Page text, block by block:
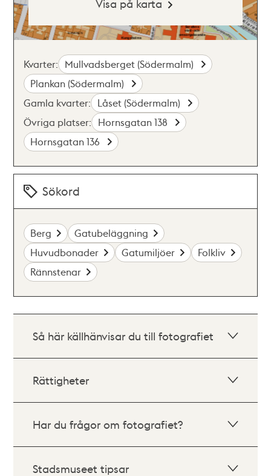
Visa på karta
Kvarter: Mullvadsberget (Södermalm)
Plankan (Södermalm)
Gamla kvarter: Låset (Södermalm)
Övriga platser: Hornsgatan 138
Hornsgatan 136
Sökord
Berg
Gatubeläggning
Huvudbonader
Gatumiljöer
Folkliv
Rännstenar
Så här källhänvisar du till fotografiet
Rättigheter
Har du frågor om fotografiet?
Stadsmuseet tipsar